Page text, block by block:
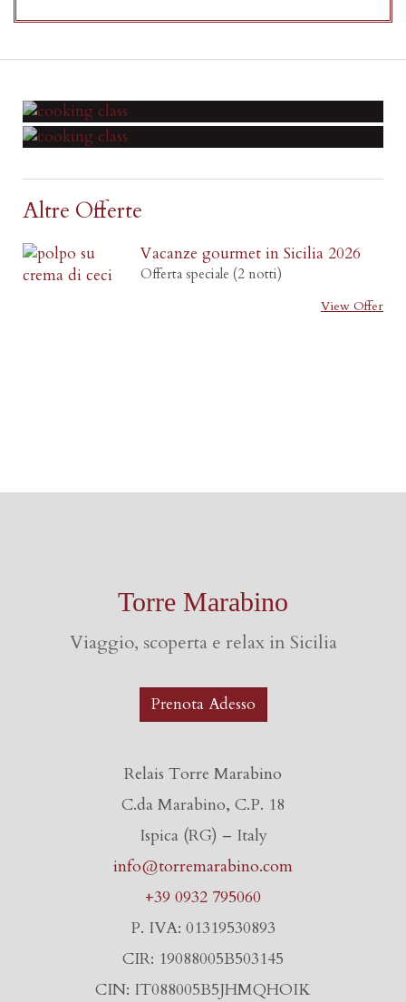
Altre Offerte
Vacanze gourmet in Sicilia 2026
Offerta speciale (2 notti)
View Offer
Torre Marabino
Viaggio, scoperta e relax in Sicilia
Prenota Adesso
Relais Torre Marabino
C.da Marabino, C.P. 18
Ispica (RG) – Italy
info@torremarabino.com
+39 0932 795060
P. IVA: 01319530893
CIR: 19088005B503145
CIN: IT088005B5JHMQHOIK